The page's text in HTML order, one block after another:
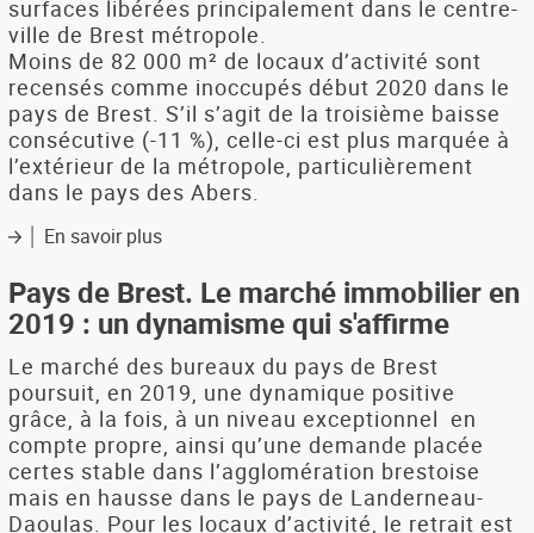
une
demande
en
locaux
d'activité
pas
toujours
satisfaite
surfaces libérées principalement dans le centre-
ville de Brest métropole.
Moins de 82 000 m² de locaux d’activité sont
recensés comme inoccupés début 2020 dans le
pays de Brest. S’il s’agit de la troisième baisse
consécutive (-11 %), celle-ci est plus marquée à
l’extérieur de la métropole, particulièrement
dans le pays des Abers.
En savoir plussur
de
Brest.
L'offre
disponible
début
2020
Pays de Brest. Le marché immobilier en
2019 : un dynamisme qui s'affirme
Le marché des bureaux du pays de Brest
poursuit, en 2019, une dynamique positive
grâce, à la fois, à un niveau exceptionnel en
compte propre, ainsi qu’une demande placée
certes stable dans l’agglomération brestoise
mais en hausse dans le pays de Landerneau-
Daoulas. Pour les locaux d’activité, le retrait est